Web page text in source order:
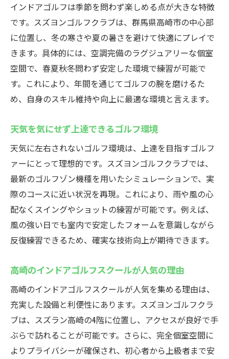
インドアゴルフは季節を問わず楽しめる点が大きな特徴
です。スズヨンゴルフクラブは、群馬県高崎市の中心部
に位置し、冬の寒さや夏の暑さを避けて快適にプレイで
きます。具体的には、空調完備のラグジュアリーな個室
空間で、春夏秋冬問わず安定した環境で練習が可能で
す。これにより、年間を通じてゴルフの腕を磨けるた
め、自身のスキル維持や向上に最適な環境と言えます。
天気を気にせず上達できるゴルフ環境
天気に左右されないゴルフ環境は、上達を目指すゴルフ
ァーにとって理想的です。スズヨンゴルフクラブでは、
最新のゴルフゾン機種を用いたシミュレーションで、実
際のコースに近い状況を再現。これにより、雨や風の心
配なくスイングやショットの練習が可能です。例えば、
風の強い日でも室内で安定したフォームを意識しながら
反復練習できるため、確実な技術向上が期待できます。
高崎のインドアゴルフスクールが人気の理由
高崎のインドアゴルフスクールが人気を集める理由は、
充実した設備と利便性にあります。スズヨンゴルフクラ
ブは、スズラン高崎の4階に位置し、アクセスが良好で手
ぶらで訪れることが可能です。さらに、完全個室空間に
よりプライバシーが確保され、初心者から上級者まで安